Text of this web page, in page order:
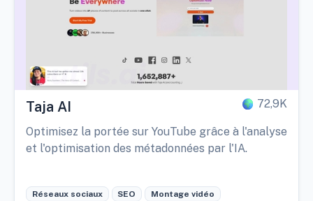
Taja AI 72,9K
Optimisez la portée sur YouTube grâce à l'analyse
et l'optimisation des métadonnées par l'IA.
Réseaux sociaux SEO Montage vidéo